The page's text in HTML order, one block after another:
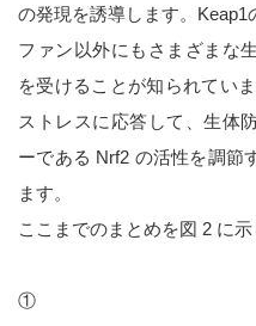
の発現を誘導します。
ファン以外にもさまざまな
を受けることが知られてい
ストレスに応答して、生体
ーである Nrf2 の活性を調節
ます。
ここまでのまとめを図 2 に示
①